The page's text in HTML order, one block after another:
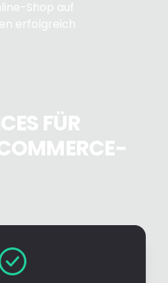
Shop auf
erfolgreich
FÜR